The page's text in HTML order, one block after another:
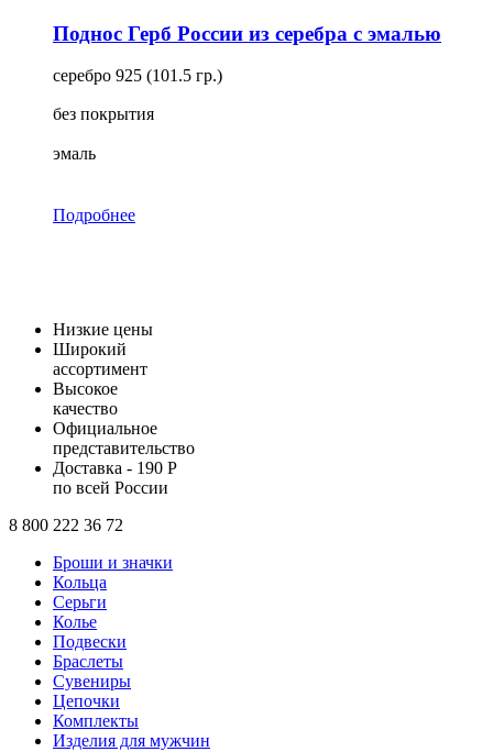
Поднос Герб России из серебра с эмалью
серебро 925 (101.5 гр.)
без покрытия
эмаль
Подробнее
Низкие цены
Широкий
ассортимент
Высокое
качество
Официальное
представительство
Доставка - 190 Р
по всей России
8 800 222 36 72
Броши и значки
Кольца
Серьги
Колье
Подвески
Браслеты
Сувениры
Цепочки
Комплекты
Изделия для мужчин